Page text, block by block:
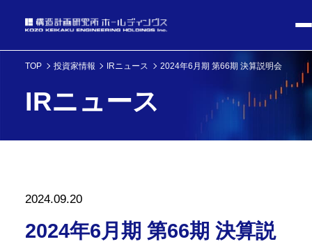
TOP 投資家情報 IRニュース 2024年6月期 第66期 決算説明会
IRニュース
2024.09.20
2024年6月期 第66期 決算説